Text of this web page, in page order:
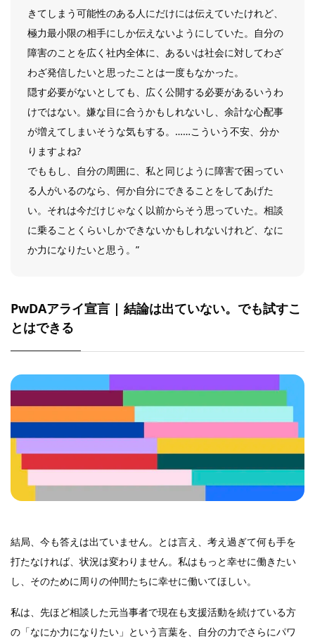
きてしまう可能性のある人にだけには伝えていたけれど、
極力最小限の相手にしか伝えないようにしていた。自分の
障害のことを広く社内全体に、あるいは社会に対してわざ
わざ発信したいと思ったことは一度もなかった。
隠す必要がないとしても、広く公開する必要があるいうわ
けではない。嫌な目に合うかもしれないし、余計な心配事
が増えてしまいそうな気もする。……こういう不安、分か
りますよね?
でももし、自分の周囲に、私と同じように障害で困ってい
る人がいるのなら、何か自分にできることをしてあげた
い。それは今だけじゃなく以前からそう思っていた。相談
に乗ることくらいしかできないかもしれないけれど、なに
か力になりたいと思う。”
PwDAアライ宣言 | 結論は出ていない。でも試すこ
とはできる
結局、今も答えは出ていません。とは言え、考え過ぎて何も手を
打たなければ、状況は変わりません。私はもっと幸せに働きたい
し、そのために周りの仲間たちに幸せに働いてほしい。
私は、先ほど相談した元当事者で現在も支援活動を続けている方
の「なにか力になりたい」という言葉を、自分の力でさらにパワ